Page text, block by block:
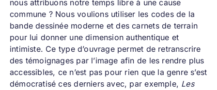
nous attribuons notre temps libre à une cause
commune ? Nous voulions utiliser les codes de la
bande dessinée moderne et des carnets de terrain
pour lui donner une dimension authentique et
intimiste. Ce type d’ouvrage permet de retranscrire
des témoignages par l’image afin de les rendre plus
accessibles, ce n’est pas pour rien que la genre s’est
démocratisé ces derniers avec, par exemple, Les